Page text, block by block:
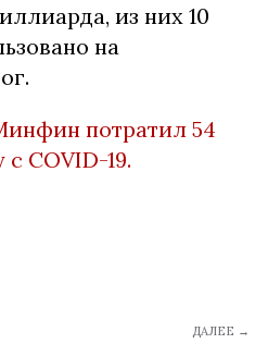
из них 10
на
потратил 54
COVID-19.
ДАЛЕЕ →